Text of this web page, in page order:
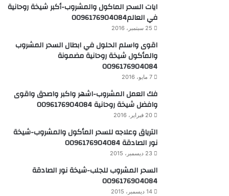
ايات السحر الماكول والمشروب-أكبر شيخة روحانية
في العالم0096176904084
25 سبتمبر، 2016
اقوى واسلم الحلول في ابطال السحر المشروب
والمأكول شيخة روحانية مضمونة
0096176904084
7 مايو، 2016
فك العمل المشروب-اشهر واكبر واصدق واقوى
وافضل شيخة روحانية 0096176904084
20 فبراير، 2016
الترياق وعلاجه للسحر المأكول والمشروب-شيخة
نور الصادقة 0096176904084
23 ديسمبر، 2015
السحر المشروب للجلب-شيخة نور الصادقة
0096176904084
14 ديسمبر، 2015